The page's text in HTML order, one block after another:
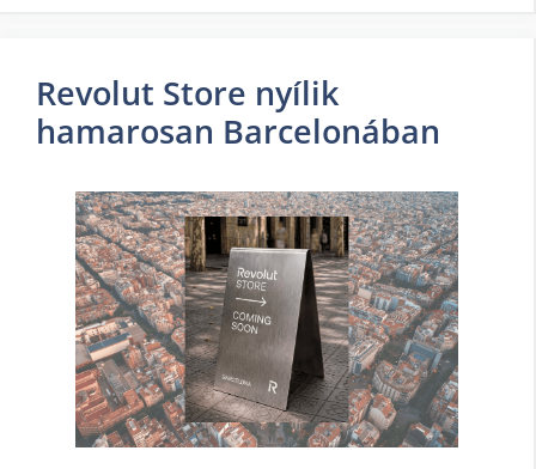
Revolut Store nyílik
hamarosan Barcelonában